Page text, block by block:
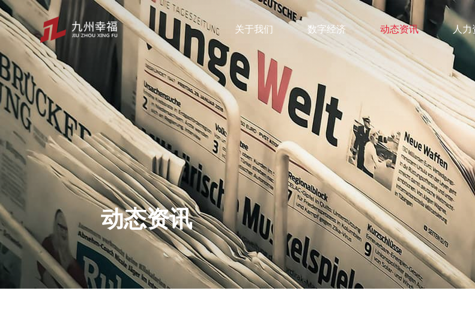
关于我们 数字经济 动态资讯 人力
关于我们
企业简介
发展历程
企业文化
合作伙伴
数字经济
STS数字用工云
OTS数字营销云
NFS数字物流云
动态资讯
新闻中心
行业资讯
媒体聚焦
动态资讯